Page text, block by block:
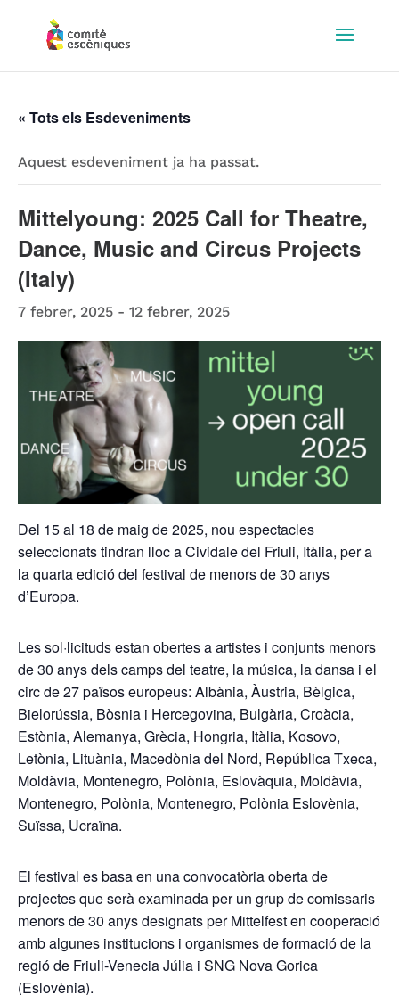
« Tots els Esdeveniments
Aquest esdeveniment ja ha passat.
Mittelyoung: 2025 Call for Theatre,
Dance, Music and Circus Projects
(Italy)
7 febrer, 2025 - 12 febrer, 2025
Del 15 al 18 de maig de 2025, nou espectacles
seleccionats tindran lloc a Cividale del Friuli, Itàlia, per a
la quarta edició del festival de menors de 30 anys
d’Europa.
Les sol·licituds estan obertes a artistes i conjunts menors
de 30 anys dels camps del teatre, la música, la dansa i el
circ de 27 països europeus: Albània, Àustria, Bèlgica,
Bielorússia, Bòsnia i Hercegovina, Bulgària, Croàcia,
Estònia, Alemanya, Grècia, Hongria, Itàlia, Kosovo,
Letònia, Lituània, Macedònia del Nord, República Txeca,
Moldàvia, Montenegro, Polònia, Eslovàquia, Moldàvia,
Montenegro, Polònia, Montenegro, Polònia Eslovènia,
Suïssa, Ucraïna.
El festival es basa en una convocatòria oberta de
projectes que serà examinada per un grup de comissaris
menors de 30 anys designats per Mittelfest en cooperació
amb algunes institucions i organismes de formació de la
regió de Friuli-Venecia Júlia i SNG Nova Gorica
(Eslovènia).